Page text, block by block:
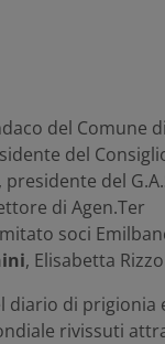
del Comune
del
, presidente del
di Agen.Ter
soci
, Elisabetta
diario di prigionia
rivissuti